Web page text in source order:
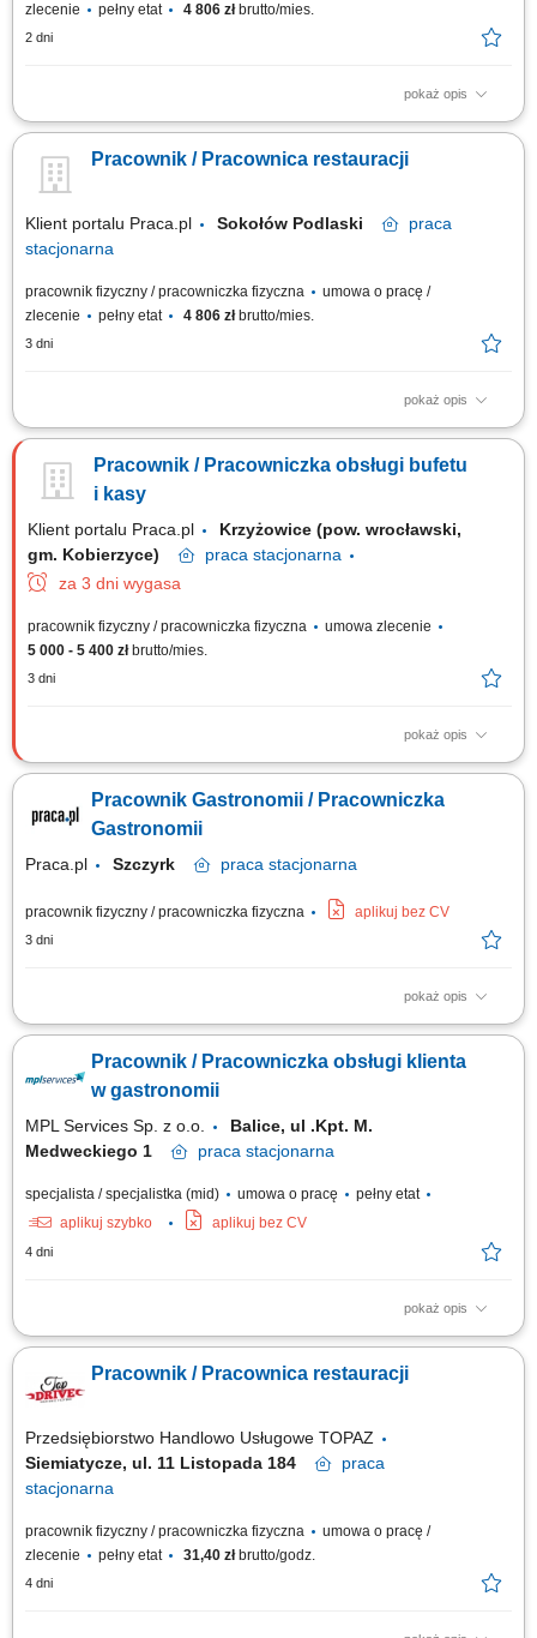
zlecenie
pełny etat 4 806 złbrutto/mies.
2 dni
pokaż opis
Twoje główne zadania: zapewnienie profesjonalnej obsługi i budowanie
zgodnie ze standardami Restauracji; dbałość o porządek i czystość na
stanowisku pracy; obsługa kasy fiskalnej;
Pracownik / Pracownica restauracji
Klient portalu Praca.pl Sokołów Podlaski
praca
stacjonarna
pracownik fizyczny / pracowniczka fizyczna
umowa o pracę /
zlecenie
pełny etat 4 806 złbrutto/mies.
3 dni
pokaż opis
Profesjonalna obsługa Klientów i budowanie pozytywnych relacji.
Utrzymywanie porządku i czystości na stanowisku pracy. Obsługa kasy
fiskalnej i dokumentacji sprzedażowej.
Pracownik / Pracowniczka obsługi bufetu
i kasy
Klient portalu Praca.pl
Krzyżowice (pow. wrocławski,
gm. Kobierzyce)
praca stacjonarna
za 3 dni wygasa
pracownik fizyczny / pracowniczka fizyczna
umowa zlecenie
5 000 - 5 400 złbrutto/mies.
3 dni
pokaż opis
Wydawanie posiłków. Obsługa kasy fiskalnej. Przygotowywanie prostych
Utrzymywanie porządku i czystości w miejscu pracy. Współpraca przy
bieżących pracach kuchennych.
Pracownik Gastronomii / Pracowniczka
Gastronomii
Praca.pl Szczyrk praca stacjonarna
pracownik fizyczny / pracowniczka fizyczna aplikuj bez CV
3 dni
pokaż opis
Obowiązki: Wsparcie prac kuchennych i przygotowywanie posiłków;
porządek i wysoki standard obsługi w obiekcie; Współpraca z zespołem
przy bieżącym funkcjonowaniu lokalu;
Pracownik / Pracowniczka obsługi klienta
w gastronomii
MPL Services Sp. z o.o.
Balice, ul .Kpt. M.
Medweckiego 1
praca stacjonarna
specjalista / specjalistka (mid) umowa o pracę
pełny etat
aplikuj szybko
aplikuj bez CV
4 dni
pokaż opis
Opis stanowiska: Profesjonalna obsługa klientów oraz sprzedaż
czystość i organizację miejsca pracy; Budowanie pozytywnego wizerunku
punktu gastronomicznego;
Pracownik / Pracownica restauracji
Przedsiębiorstwo Handlowo Usługowe TOPAZ
Siemiatycze, ul. 11 Listopada 184
praca
stacjonarna
pracownik fizyczny / pracowniczka fizyczna
umowa o pracę /
zlecenie
pełny etat 31,40 złbrutto/godz.
4 dni